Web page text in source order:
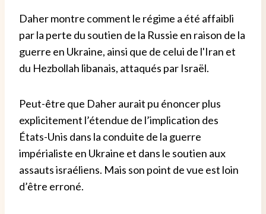
Daher montre comment le régime a été affaibli
par la perte du soutien de la Russie en raison de la
guerre en Ukraine, ainsi que de celui de l'Iran et
du Hezbollah libanais, attaqués par Israël.
Peut-être que Daher aurait pu énoncer plus
explicitement l’étendue de l’implication des
États-Unis dans la conduite de la guerre
impérialiste en Ukraine et dans le soutien aux
assauts israéliens. Mais son point de vue est loin
d’être erroné.